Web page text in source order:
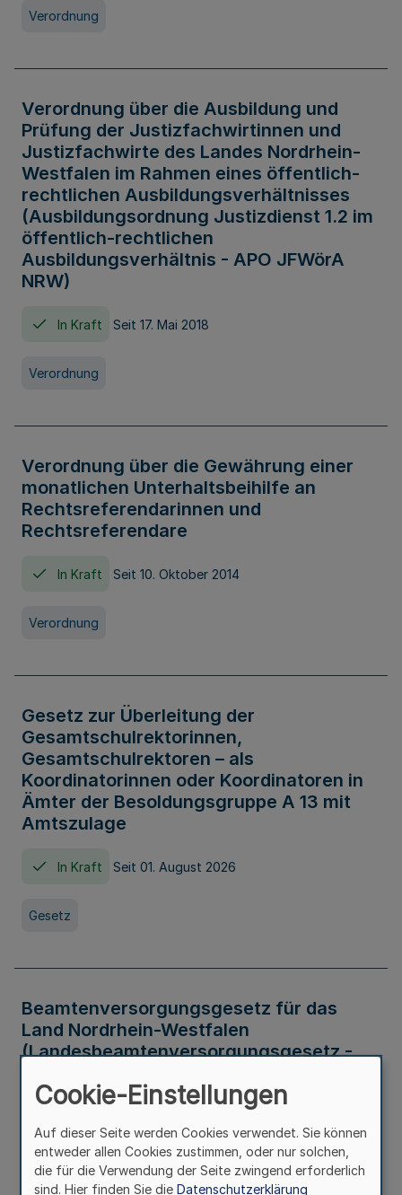
Verordnung
Verordnung über die Ausbildung und
Prüfung der Justizfachwirtinnen und
Justizfachwirte des Landes Nordrhein-
Westfalen im Rahmen eines öffentlich-
rechtlichen Ausbildungsverhältnisses
(Ausbildungsordnung Justizdienst 1.2 im
öffentlich-rechtlichen
Ausbildungsverhältnis - APO JFWörA
NRW)
In Kraft Seit 17. Mai 2018
Verordnung
Verordnung über die Gewährung einer
monatlichen Unterhaltsbeihilfe an
Rechtsreferendarinnen und
Rechtsreferendare
In Kraft Seit 10. Oktober 2014
Verordnung
Gesetz zur Überleitung der
Gesamtschulrektorinnen,
Gesamtschulrektoren – als
Koordinatorinnen oder Koordinatoren in
Ämter der Besoldungsgruppe A 13 mit
Amtszulage
In Kraft Seit 01. August 2026
Gesetz
Beamtenversorgungsgesetz für das
Land Nordrhein-Westfalen
(Landesbeamtenversorgungsgesetz -
Gesetz
Cookie-Einstellungen
Auf dieser Seite werden Cookies verwendet. Sie können
entweder allen Cookies zustimmen, oder nur solchen,
die für die Verwendung der Seite zwingend erforderlich
sind. Hier finden Sie die Datenschutzerklärung